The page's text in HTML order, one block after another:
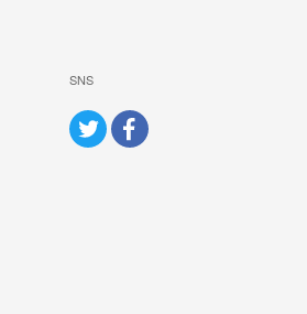
SNS